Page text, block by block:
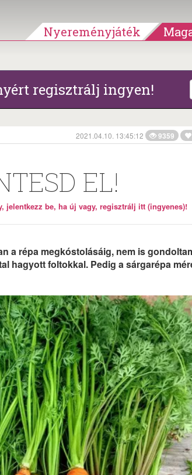
Nyereményjáték
regisztrálj ingyen!
2021.04.10. 13:45:12 9359
EL!
jelentkezz be, ha új vagy, regisztrálj itt (ingyenes)!
a répa megkóstolásáig, nem is
hagyott foltokkal. Pedig a sárgarépa